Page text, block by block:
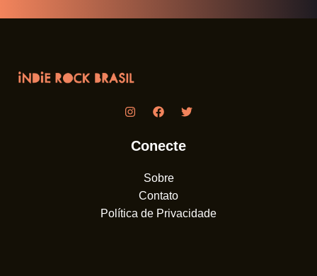
Conecte
Sobre
Contato
Política de Privacidade